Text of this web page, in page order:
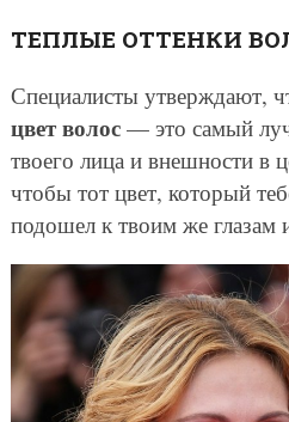
ТЕПЛЫЕ ОТТЕНКИ
Специалисты утверждают,
цвет волос— это самый
твоего лица и внешности в
чтобы тот цвет, который
подошел к твоим же глазам